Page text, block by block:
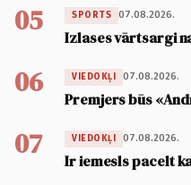
05 SPORTS 07.08.2026.
Izlases vārtsargi
06 VIEDOKĻI 07.08.2026.
Premjers būs
07 VIEDOKĻI 07.08.2026.
Ir iemesls pacelt